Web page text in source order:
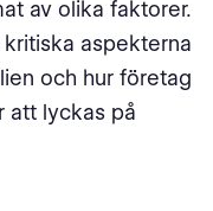
av olika faktorer.
aspekterna
och hur företag
att lyckas på